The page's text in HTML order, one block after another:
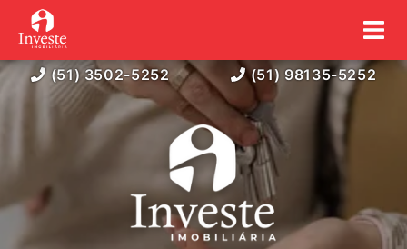
(51) 3502-5252 (51) 98135-5252